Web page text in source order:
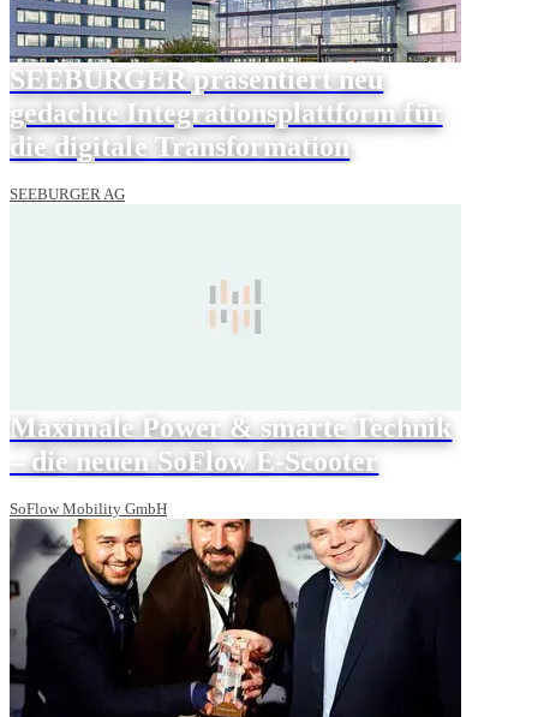
SEEBURGER präsentiert neu
gedachte Integrationsplattform für
die digitale Transformation
SEEBURGER AG
Maximale Power & smarte Technik
– die neuen SoFlow E-Scooter
SoFlow Mobility GmbH